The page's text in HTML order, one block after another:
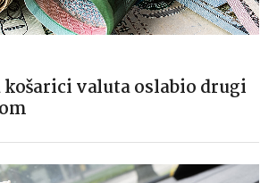
valuta oslabio drugi